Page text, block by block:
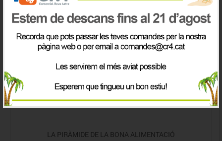
LA PIRÀMIDE DE LA BONA ALIMENTACIÓ